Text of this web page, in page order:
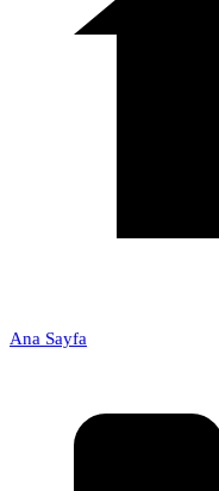
Ana Sayfa